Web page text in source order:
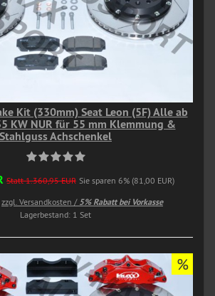
Kit (330mm) Seat Leon (5F) Alle ab
KW NUR für 55 mm Klemmung &
Stahlguss Achschenkel
Statt 1.360,95 EUR Sie sparen 6% (81,00 EUR)
zzgl. Versandkosten / 5% Rabatt bei Vorkasse
Lagerbestand: 1 Set
%